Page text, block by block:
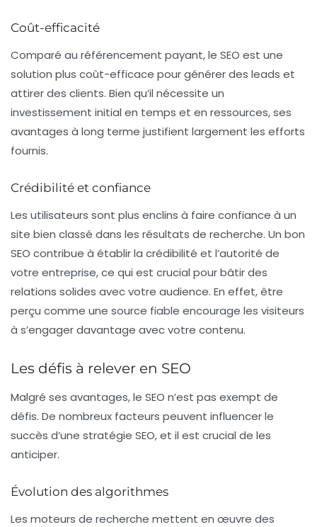
Coût-efficacité
Comparé au référencement payant, le SEO est une
solution plus coût-efficace pour générer des leads et
attirer des clients. Bien qu’il nécessite un
investissement initial en temps et en ressources, ses
avantages à long terme justifient largement les efforts
fournis.
Crédibilité et confiance
Les utilisateurs sont plus enclins à faire confiance à un
site bien classé dans les résultats de recherche. Un bon
SEO contribue à établir la crédibilité et l’autorité de
votre entreprise, ce qui est crucial pour bâtir des
relations solides avec votre audience. En effet, être
perçu comme une source fiable encourage les visiteurs
à s’engager davantage avec votre contenu.
Les défis à relever en SEO
Malgré ses avantages, le SEO n’est pas exempt de
défis. De nombreux facteurs peuvent influencer le
succès d’une stratégie SEO, et il est crucial de les
anticiper.
Évolution des algorithmes
Les moteurs de recherche mettent en œuvre des